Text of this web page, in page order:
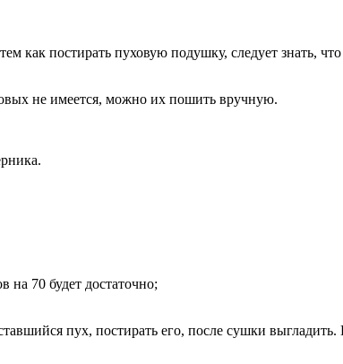
как постирать пуховую подушку, следует знать,
не имеется, можно их пошить вручную.
70 будет достаточно;
пух, постирать его, после сушки выгладить.